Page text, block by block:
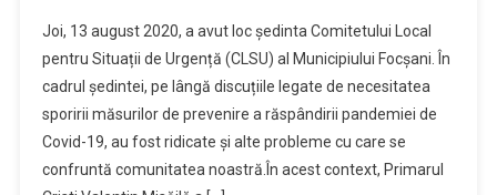
Joi, 13 august 2020, a avut loc ședinta Comitetului Local
pentru Situații de Urgență (CLSU) al Municipiului Focșani. În
cadrul ședintei, pe lângă discuțiile legate de necesitatea
sporirii măsurilor de prevenire a răspândirii pandemiei de
Covid-19, au fost ridicate și alte probleme cu care se
confruntă comunitatea noastră.În acest context, Primarul